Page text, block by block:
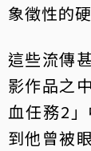
象徵性的
這些流傳
影作品之
血任務2
到他曾被